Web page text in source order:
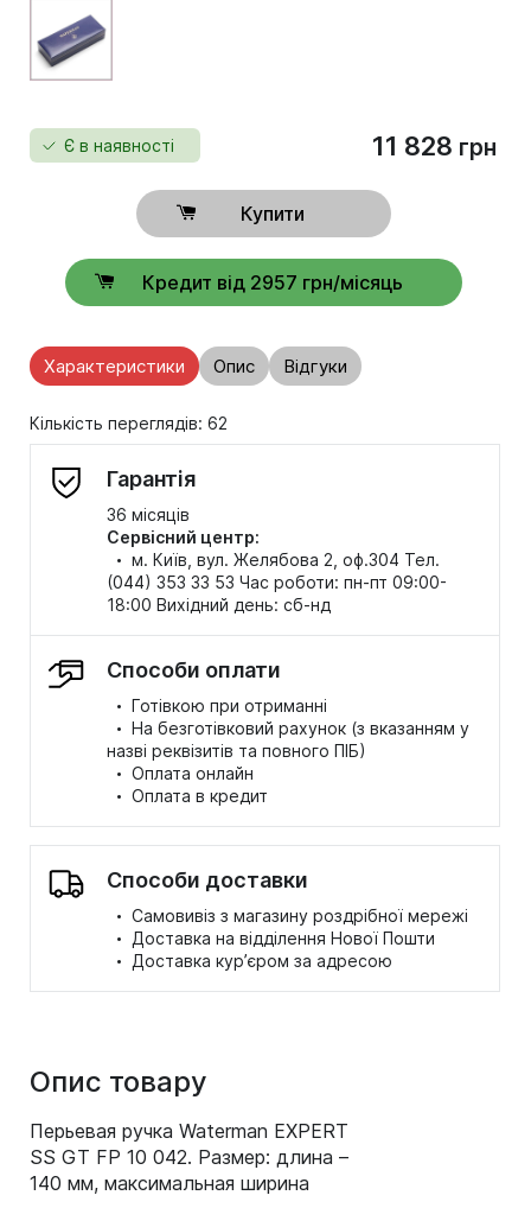
Є в наявності 11 828 грн
Купити
Кредит від 2957 грн/місяць
Характеристики Опис Відгуки
Кількість переглядів: 62
Гарантія
36 місяців
Сервісний центр:
· м. Київ, вул. Желябова 2, оф.304 Тел.
(044) 353 33 53 Час роботи: пн-пт 09:00-
18:00 Вихідний день: сб-нд
Способи оплати
· Готівкою при отриманні
· На безготівковий рахунок (з вказанням у
назві реквізитів та повного ПІБ)
· Оплата онлайн
· Оплата в кредит
Способи доставки
· Самовивіз з магазину роздрібної мережі
· Доставка на відділення Нової Пошти
· Доставка кур’єром за адресою
Опис товару
Перьевая ручка Waterman EXPERT
SS GT FP 10 042. Размер: длина –
140 мм, максимальная ширина